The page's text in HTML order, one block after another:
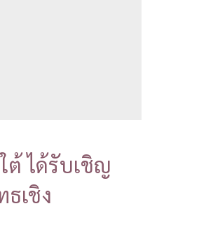
ต้ ได้รับเชิญ
เชิง